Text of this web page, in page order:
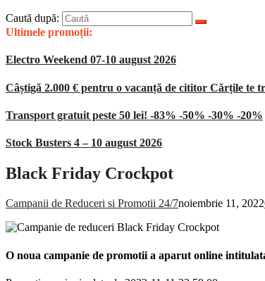
Caută după:
Ultimele promoții:
Electro Weekend 07-10 august 2026
Câștigă 2.000 € pentru o vacanță de cititor Cărțile te
Transport gratuit peste 50 lei! -83% -50% -30% -20%
Stock Busters 4 – 10 august 2026
Black Friday Crockpot
Campanii de Reduceri si Promotii 24/7noiembrie 11, 2022
O noua campanie de promotii a aparut online